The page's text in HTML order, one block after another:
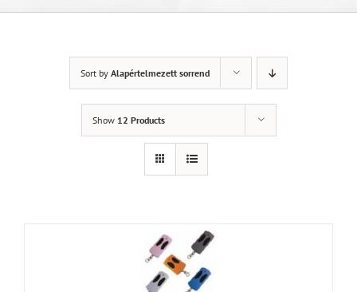
Sort by Alapértelmezett sorrend
Show 12 Products